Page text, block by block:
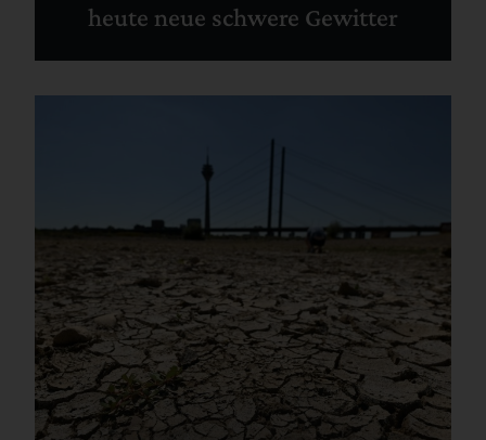
heute neue schwere Gewitter